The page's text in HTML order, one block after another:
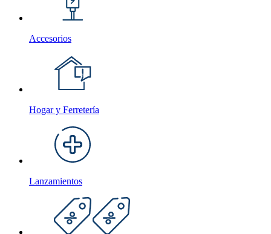
Accesorios
Hogar y Ferretería
Lanzamientos